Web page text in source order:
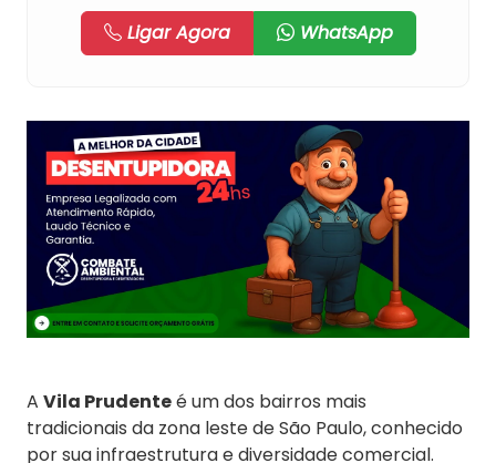
Ligar Agora
WhatsApp
A Vila Prudenteé um dos bairros mais
tradicionais da zona leste de São Paulo, conhecido
por sua infraestrutura e diversidade comercial.